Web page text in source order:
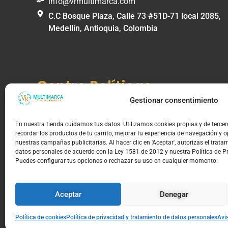
Gestionar consentimiento
En nuestra tienda cuidamos tus datos. Utilizamos cookies propias y de
recordar los productos de tu carrito, mejorar tu experiencia de navegación y
nuestras campañas publicitarias. Al hacer clic en 'Aceptar', autorizas el
datos personales de acuerdo con la Ley 1581 de 2012 y nuestra Política de
Puedes configurar tus opciones o rechazar su uso en cualquier momento.
Aceptar Denegar
Política de cookiesPolítica de privacidad y tratamiento de datos personales
C.C Bosque Plaza, Calle 73 #51D-71 local 2085,
Medellín, Antioquia, Colombia
Centro Políticas
Política de envíos
Política de cambios, devoluciones y garantías
Política de garantías
Política de derecho de retracto y reversión de
© 2026, TIENDAS VR MULTIMARCAS S.A.S | NIT:
Para conocer tus derechos o radicar una queja, visita el portal de